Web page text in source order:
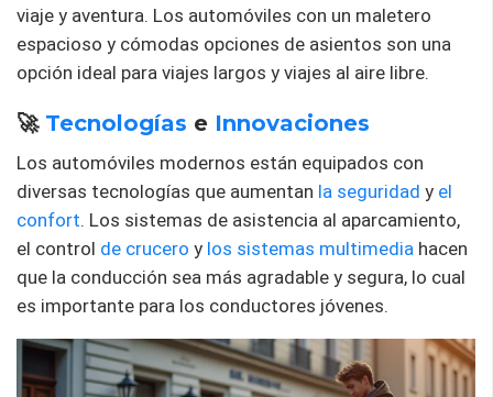
viaje y aventura. Los automóviles con un maletero
espacioso y cómodas opciones de asientos son una
opción ideal para viajes largos y viajes al aire libre.
🚀 Tecnologías e Innovaciones
Los automóviles modernos están equipados con
diversas tecnologías que aumentan la seguridad y el
confort. Los sistemas de asistencia al aparcamiento,
el control de crucero y los sistemas multimedia hacen
que la conducción sea más agradable y segura, lo cual
es importante para los conductores jóvenes.